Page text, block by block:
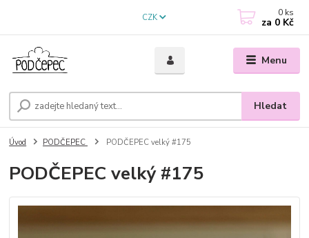
Menu
CZK
Hledat
0 ks
za 0 Kč
Úvod PODČEPEC PODČEPEC velký #175
PODČEPEC velký #175